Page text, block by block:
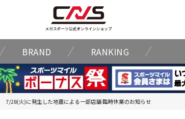
メガスポーツ公式オンラインショップ
BRAND RANKING
7/28(火)に発生した地震による一部店舗 臨時休業のお知らせ